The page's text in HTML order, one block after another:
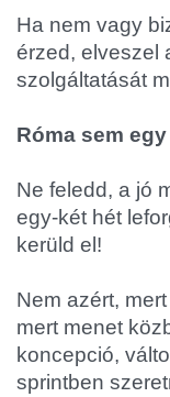
Ha nem vagy
érzed, elveszel
szolgáltatását
Róma sem
Ne feledd, a jó
egy-két hét
kerüld el!
Nem azért,
mert menet
koncepció,
sprintben